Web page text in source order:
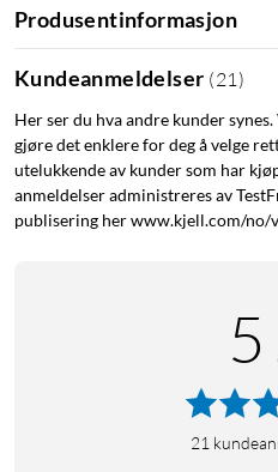
eller hovedkort. Låsetappene
løsner ved vibrasjoner eller
SATA brukes til dataoverføring
lagringsenheter. For
lagringsenhet. Strøm kobles til
Standard: SATA 6 Gb/s (Serial
Utførelse: Rett kontakt +
Produsentinformasjon
Kundeanmeldelser (21 )
Her ser du hva andre kunder
gjøre det enklere for deg å velge
utelukkende av kunder som har
anmeldelser administreres av
publisering her www.kjell.com/no/
5
21